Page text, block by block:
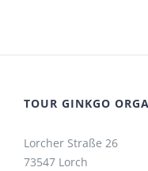
TOUR GINKGO
Lorcher Straße 26
73547 Lorch